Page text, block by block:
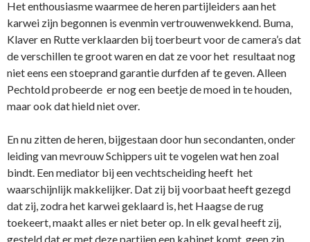
Het enthousiasme waarmee de heren partijleiders aan het
karwei zijn begonnen is evenmin vertrouwenwekkend. Buma,
Klaver en Rutte verklaarden bij toerbeurt voor de camera’s dat
de verschillen te groot waren en dat ze voor het resultaat nog
niet eens een stoeprand garantie durfden af te geven. Alleen
Pechtold probeerde er nog een beetje de moed in te houden,
maar ook dat hield niet over.
En nu zitten de heren, bijgestaan door hun secondanten, onder
leiding van mevrouw Schippers uit te vogelen wat hen zoal
bindt. Een mediator bij een vechtscheiding heeft het
waarschijnlijk makkelijker. Dat zij bij voorbaat heeft gezegd
dat zij, zodra het karwei geklaard is, het Haagse de rug
toekeert, maakt alles er niet beter op. In elk geval heeft zij,
gesteld dat er met deze partijen een kabinet komt, geen zin